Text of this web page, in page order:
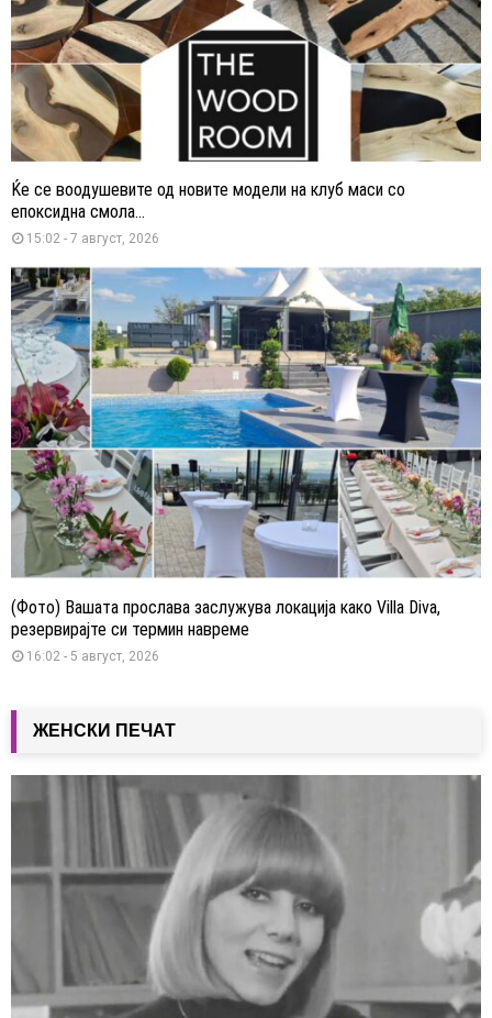
Ќе се воодушевите од новите модели на клуб маси со
епоксидна смола...
15:02 - 7 август, 2026
(Фото) Вашата прослава заслужува локација како Villa Diva,
резервирајте си термин навреме
16:02 - 5 август, 2026
ЖЕНСКИ ПЕЧАТ